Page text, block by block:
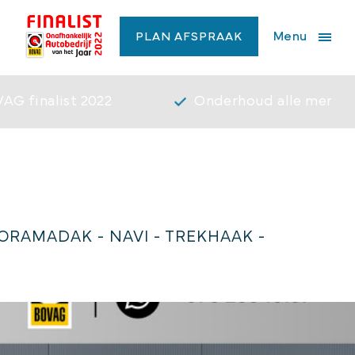
PLAN AFSPRAAK Menu
finalist 2022 Onderhoud alle
- NAVI - TREKHAAK -